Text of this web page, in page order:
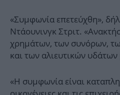
«Συμφωνία επετεύχθη»,
Ντάουνινγκ Στριτ.
χρημάτων, των συνόρων,
και των αλιευτικών υδάτων
«Η συμφωνία είναι